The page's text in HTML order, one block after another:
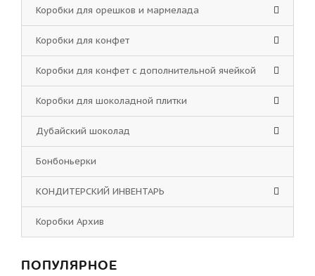
Коробки для орешков и мармелада
Коробки для конфет
Коробки для конфет с дополнительной ячейкой
Коробки для шоколадной плитки
Дубайский шоколад
Бонбоньерки
КОНДИТЕРСКИЙ ИНВЕНТАРЬ
Коробки Архив
ПОПУЛЯРНОЕ